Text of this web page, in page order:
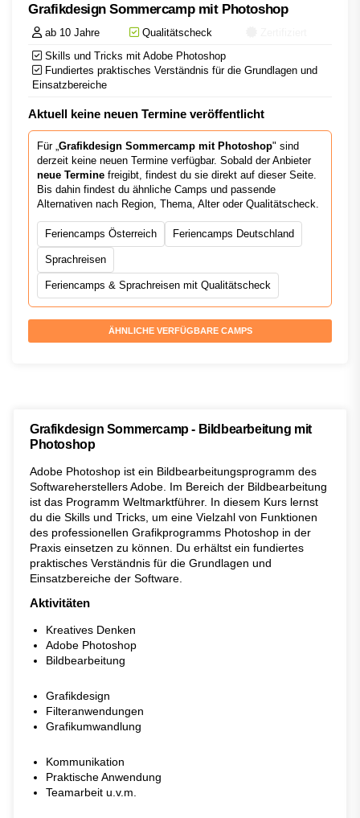
Grafikdesign Sommercamp mit Photoshop
ab 10 Jahre Qualitätscheck
Skills und Tricks mit Adobe Photoshop
Fundiertes praktisches Verständnis für die Grundlagen und
Einsatzbereiche
Aktuell keine neuen Termine veröffentlicht
Für „ Grafikdesign Sommercamp mit Photoshop" sind
derzeit keine neuen Termine verfügbar. Sobald der Anbieter
neue Termine freigibt, findest du sie direkt auf dieser Seite.
Bis dahin findest du ähnliche Camps und passende
Alternativen nach Region, Thema, Alter oder Qualitätscheck.
Feriencamps Österreich Feriencamps Deutschland
Sprachreisen
Feriencamps & Sprachreisen mit Qualitätscheck
ÄHNLICHE VERFÜGBARE CAMPS
Grafikdesign Sommercamp - Bildbearbeitung mit
Photoshop
Adobe Photoshop ist ein Bildbearbeitungsprogramm des
Softwareherstellers Adobe. Im Bereich der Bildbearbeitung
ist das Programm Weltmarktführer. In diesem Kurs lernst
du die Skills und Tricks, um eine Vielzahl von Funktionen
des professionellen Grafikprogramms Photoshop in der
Praxis einsetzen zu können. Du erhältst ein fundiertes
praktisches Verständnis für die Grundlagen und
Einsatzbereiche der Software.
Aktivitäten
Kreatives Denken
Adobe Photoshop
Bildbearbeitung
Grafikdesign
Filteranwendungen
Grafikumwandlung
Kommunikation
Praktische Anwendung
Teamarbeit u.v.m.